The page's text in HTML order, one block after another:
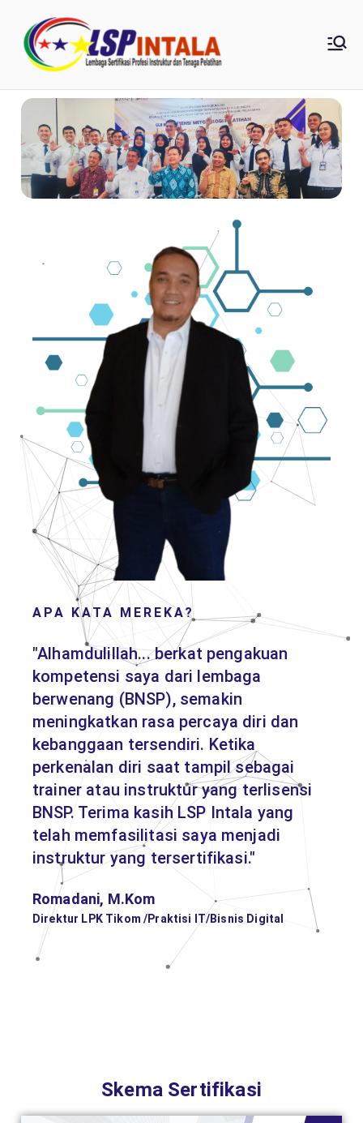
Intala |
0857-
1854-
7348
APA KATA MEREKA?
"Alhamdulillah... berkat pengakuan
kompetensi saya dari lembaga
berwenang (BNSP), semakin
meningkatkan rasa percaya diri dan
kebanggaan tersendiri. Ketika
perkenalan diri saat tampil sebagai
trainer atau instruktur yang terlisensi
BNSP. Terima kasih LSP Intala yang
telah memfasilitasi saya menjadi
instruktur yang tersertifikasi."
Romadani, M.Kom
Direktur LPK Tikom /Praktisi IT/Bisnis Digital
Skema Sertifikasi